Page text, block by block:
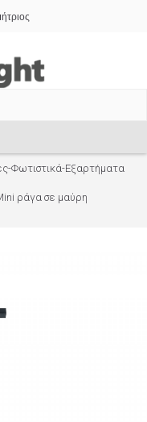
Φωτιστικά-Εξαρτήματα
ράγα σε μαύρη